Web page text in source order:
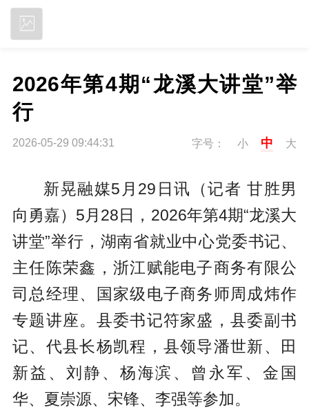
2026年第4期“龙溪大讲堂”举
行
2026-05-29 09:44:31 字号： 小 中 大
新晃融媒5月29日讯（记者 甘胜男
向勇嘉）5月28日，2026年第4期“龙溪大
讲堂”举行，湖南省就业中心党委书记、
主任陈荣鑫，浙江赋能电子商务有限公
司总经理、国家级电子商务师周成炜作
专题讲座。县委书记符家盛，县委副书
记、代县长杨凯程，县领导潘世新、田
新益、刘静、杨海滨、曾永军、金国
华、夏崇源、宋锋、李强等参加。